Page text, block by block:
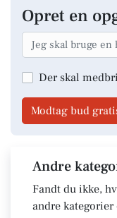
Opret en
Der skal
Modtag bud
Andre
Fandt du ikke,
andre